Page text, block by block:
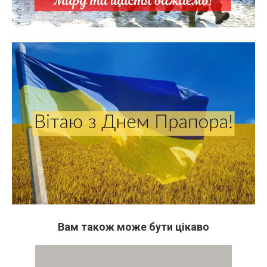
Вам також може бути цікаво